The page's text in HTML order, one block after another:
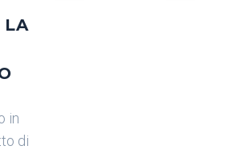
LA
in
di